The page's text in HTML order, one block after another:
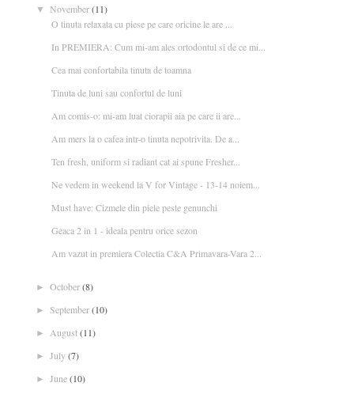
▼ November(11)
O tinuta relaxata cu piese pe care oricine le are ...
In PREMIERA: Cum mi-am ales ortodontul si de ce mi...
Cea mai confortabila tinuta de toamna
Tinuta de luni sau confortul de luni
Am comis-o: mi-am luat ciorapii aia pe care ii are...
Am mers la o cafea intr-o tinuta nepotrivita. De a...
Ten fresh, uniform si radiant cat ai spune Fresher...
Ne vedem in weekend la V for Vintage - 13-14 noiem...
Must have: Cizmele din piele peste genunchi
Geaca 2 in 1 - ideala pentru orice sezon
Am vazut in premiera Colectia C&A Primavara-Vara 2...
► October(8)
► September(10)
► August(11)
► July(7)
► June(10)